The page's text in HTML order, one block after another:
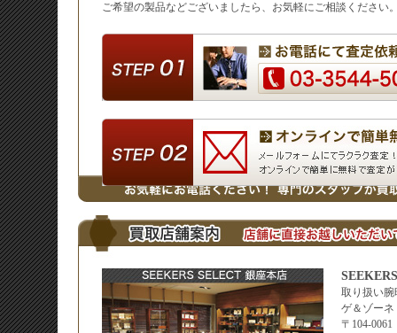
ご希望の製品などございましたら、お気軽にご相談ください
取り扱い
ゲ＆ゾー
〒104-0061